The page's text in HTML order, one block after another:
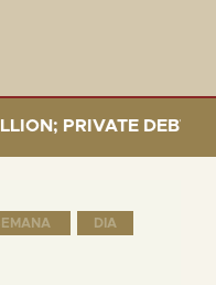
PRIVATE DEBT= $589
DIA